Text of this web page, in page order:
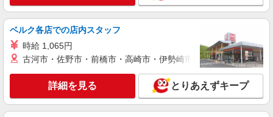
派遣社員
株式会社kotrio /●SW-H1-1849242
【職場環境◎】よすぎて全私が泣いた≫看護助
手募集♪未経験OK！
時給1650円〜2312円 ＜日払い有/週払い有/交
通費全支給(ガソリン代含む)＞
新宿区 ★面接なし
ベルク各店での店内スタッフ
時給 1,065円
古河市・佐野市・前橋市・高崎市・伊勢崎市・太田市・館林市
詳細を見る とりあえずキープ